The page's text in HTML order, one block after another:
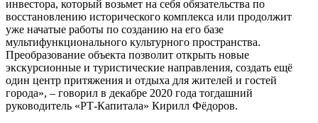
инвестора, который возьмет на себя обязательства по
восстановлению исторического комплекса или продолжит
уже начатые работы по созданию на его базе
мультифункционального культурного пространства.
Преобразование объекта позволит открыть новые
экскурсионные и туристические направления, создать ещё
один центр притяжения и отдыха для жителей и гостей
города», – говорил в декабре 2020 года тогдашний
руководитель «РТ-Капитала» Кирилл Фёдоров.